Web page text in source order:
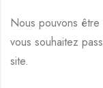
Nous pouvons être
vous souhaitez
site.